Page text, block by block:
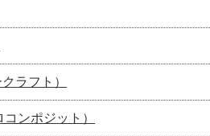
ラフト）
ンポジット）